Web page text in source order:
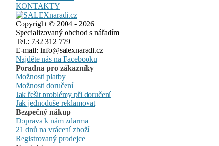
KONTAKTY
Copyright © 2004 - 2026
Specializovaný obchod s nářadím
Tel.: 732 312 779
E-mail: info@salexnaradi.cz
Najděte nás na Facebooku
Poradna pro zákazníky
Možnosti platby
Možnosti doručení
Jak řešit problémy při doručení
Jak jednoduše reklamovat
Bezpečný nákup
Doprava k nám zdarma
21 dnů na vrácení zboží
Registrovaný prodejce